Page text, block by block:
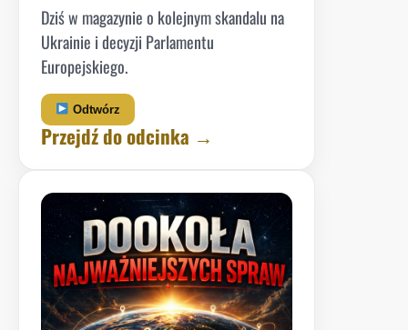
Dziś w magazynie o kolejnym skandalu na
Ukrainie i decyzji Parlamentu
Europejskiego.
Odtwórz
Przejdź do odcinka →